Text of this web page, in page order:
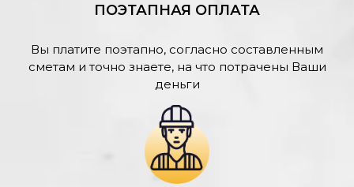
ПОЭТАПНАЯ ОПЛАТА
Вы платите поэтапно, согласно составленным
сметам и точно знаете, на что потрачены Ваши
деньги